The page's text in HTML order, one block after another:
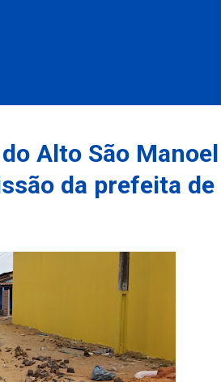
Alto São Manoel
da prefeita de